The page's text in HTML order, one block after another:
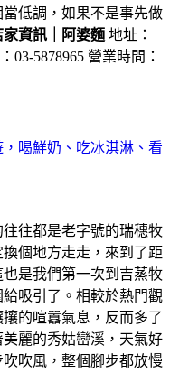
低調，如果不是事先做
家資訊｜阿婆麵 地址：
03-5878965 營業時間：
喝鮮奶、吃冰淇淋、看
往都是老字號的瑞穗牧
個地方走走，來到了距
也是我們第一次到吉蒸牧
吸引了。相較於熱門觀
的喧囂氣息，反而多了
麗的秀姑巒溪，天氣好
吹風，整個腳步都放慢